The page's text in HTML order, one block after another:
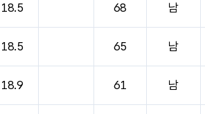
18.5 68 남
18.5 65 남
18.9 61 남